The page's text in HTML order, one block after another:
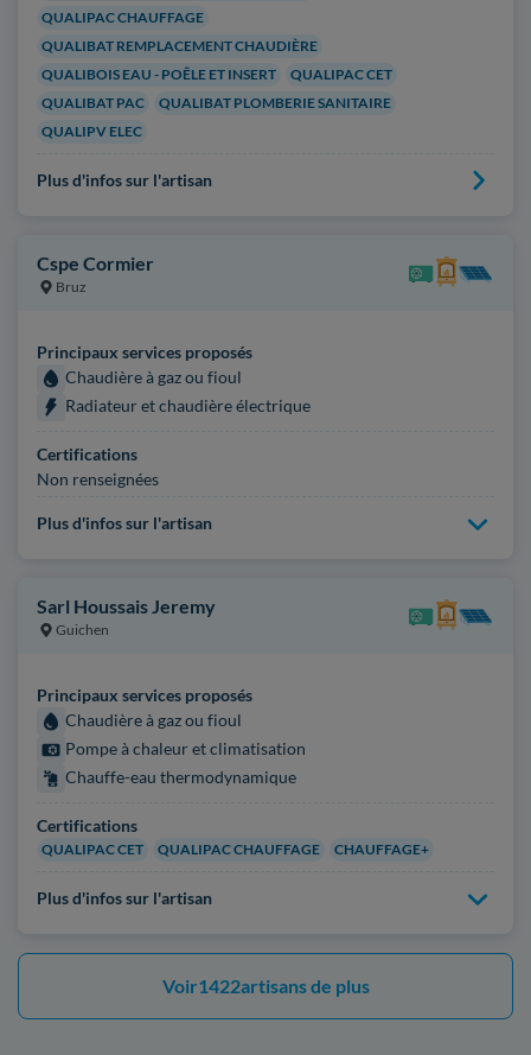
QUALIPAC CHAUFFAGE
QUALIBAT REMPLACEMENT CHAUDIÈRE
QUALIBOIS EAU - POÊLE ET INSERT
QUALIPAC CET
QUALIBAT PAC
QUALIBAT PLOMBERIE SANITAIRE
QUALIPV ELEC
Plus d'infos sur l'artisan
Cspe Cormier
Bruz
Principaux services proposés
Chaudière à gaz ou fioul
Radiateur et chaudière électrique
Certifications
Non renseignées
Plus d'infos sur l'artisan
Sarl Houssais Jeremy
Guichen
Principaux services proposés
Chaudière à gaz ou fioul
Pompe à chaleur et climatisation
Chauffe-eau thermodynamique
Certifications
QUALIPAC CET QUALIPAC CHAUFFAGE CHAUFFAGE+
Plus d'infos sur l'artisan
Voir1422artisans de plus